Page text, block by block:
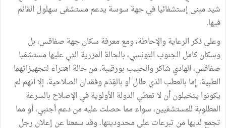
شيد مبنى إستشفائيا في جهة سوسة يدعم مستشفى سهلول القائم
فيها.
وعلى ذكر الرعاية والإحاطة، ومع معرفة سكان جهة صفاقس، بل
وسكان كامل الجنوب التونسي، بالحالة المزرية التي عليها مستشفيا
صفاقس، الهادي شاكر والحبيب بورقيبة، من حالة اهتراء لتجهيزاتهما
الطبية، إما بالعطب الذي طال أو بالقِدَم وفقدان الصلاحية، إلا أنهم لم
يكونوا يتخيلون أن لا تعطي الدولة الأولوية في الإصلاح بالسرعة
المطلوبة للمستشفيين، سواء مما حصلت عليه من دعم أجنبي، أو مما
تجمع لديها من تبرعات على محدوديتها. وقد سمعنا عن إعلان رجل